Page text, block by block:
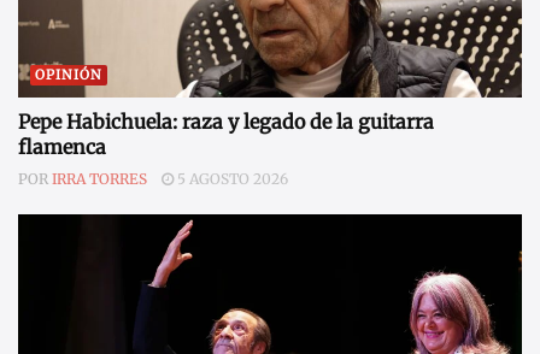
OPINIÓN
Pepe Habichuela: raza y legado de la guitarra
flamenca
POR IRRA TORRES 5 AGOSTO 2026